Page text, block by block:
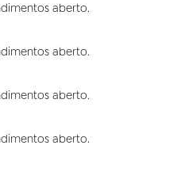
aberto.
aberto.
aberto.
aberto.